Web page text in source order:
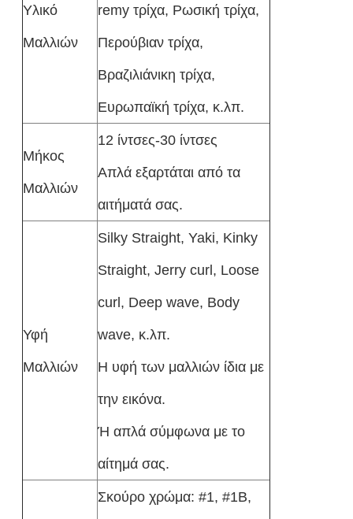
Υλικό
Μαλλιών
remy τρίχα, Ρωσική τρίχα,
Περούβιαν τρίχα,
Βραζιλιάνικη τρίχα,
Ευρωπαϊκή τρίχα, κ.λπ.
Μήκος
Μαλλιών
12 ίντσες-30 ίντσες
Απλά εξαρτάται από τα
αιτήματά σας.
Υφή
Μαλλιών
Silky Straight, Yaki, Kinky
Straight, Jerry curl, Loose
curl, Deep wave, Body
wave, κ.λπ.
Η υφή των μαλλιών ίδια με
την εικόνα.
Ή απλά σύμφωνα με το
αίτημά σας.
Σκούρο χρώμα: #1, #1B,